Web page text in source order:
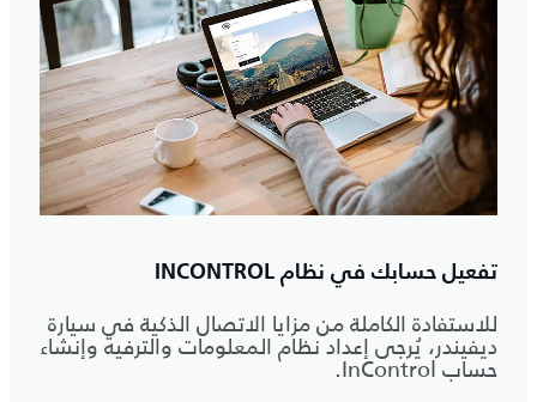
تفعيل حسابك في نظام INCONTROL
للاستفادة الكاملة من مزايا الاتصال الذكية في سيارة
ديفيندر، يُرجى إعداد نظام المعلومات والترفيه وإنشاء
حساب InControl.